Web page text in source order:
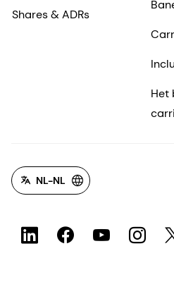
INK Onderzoek.
VK, juli 2020."
Shares & ADRs
Het
NL-NL